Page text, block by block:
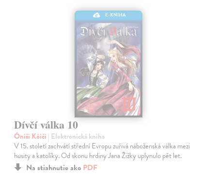
E-KNIHA
Dívčí válka 10
Óniši Kóiči | Elektronická kniha
V 15. století zachvátí střední Evropu zuřivá náboženská válka mezi
husity a katolíky. Od skonu hrdiny Jana Žižky uplynulo pět let.
Na stiahnutie ako PDF